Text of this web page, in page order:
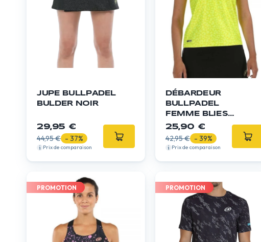
JUPE BULLPADEL
BULDER NOIR
29,95 €
44,95 € - 37%
Prix de comparaison
DÉBARDEUR
BULLPADEL
FEMME BLIES
JAUNE FLUO
25,90 €
42,95 € - 39%
Prix de comparaison
PROMOTION PROMOTION